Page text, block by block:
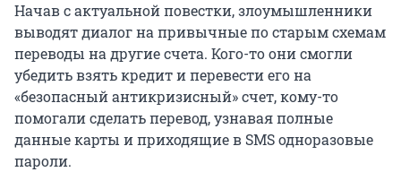
Начав с актуальной повестки, злоумышленники
выводят диалог на привычные по старым схемам
переводы на другие счета. Кого-то они смогли
убедить взять кредит и перевести его на
«безопасный антикризисный» счет, кому-то
помогали сделать перевод, узнавая полные
данные карты и приходящие в SMS одноразовые
пароли.